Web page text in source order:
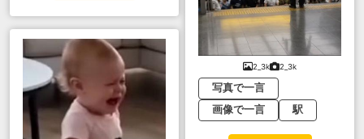
2_3k 2_3k
写真で一言
画像で一言
駅